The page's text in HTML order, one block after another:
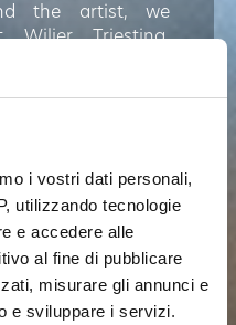
i vostri dati personali,
utilizzando tecnologie
e accedere alle
al fine di pubblicare
misurare gli annunci e
e sviluppare i servizi.
the artist, we
Wilier Triestina.
passion for
PRODUCTS